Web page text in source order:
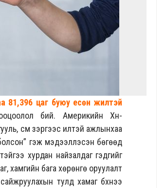
81,396 цаг буюу есөн жилтэй
бий. Америкийн Хүн-
сүм зэргээс илүүтэй ажлынхаа
гэж мэдээллэсэн бөгөөд
хурдан найзалдаг гэдгийг
хамгийн бага хөрөнгө оруулалт
тулд хамаг бүхнээ